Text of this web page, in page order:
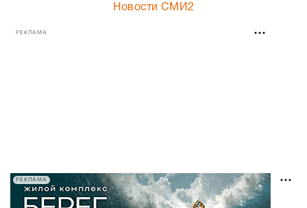
Новости СМИ2
РЕКЛАМА
РЕКЛАМА